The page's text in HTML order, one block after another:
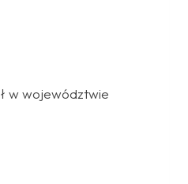
w województwie